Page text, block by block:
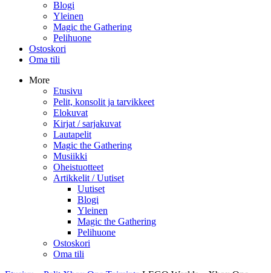
Blogi
Yleinen
Magic the Gathering
Pelihuone
Ostoskori
Oma tili
More
Etusivu
Pelit, konsolit ja tarvikkeet
Elokuvat
Kirjat / sarjakuvat
Lautapelit
Magic the Gathering
Musiikki
Oheistuotteet
Artikkelit / Uutiset
Uutiset
Blogi
Yleinen
Magic the Gathering
Pelihuone
Ostoskori
Oma tili